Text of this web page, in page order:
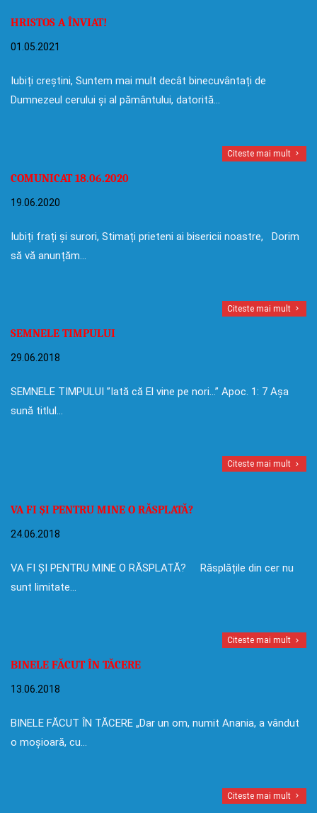
HRISTOS A ÎNVIAT!
01.05.2021
Iubiți creștini, Suntem mai mult decât binecuvântați de
Dumnezeul cerului și al pământului, datorită…
Citeste mai mult
COMUNICAT 18.06.2020
19.06.2020
Iubiți frați și surori, Stimați prieteni ai bisericii noastre, Dorim
să vă anunțăm…
Citeste mai mult
SEMNELE TIMPULUI
29.06.2018
SEMNELE TIMPULUI ”Iată că El vine pe nori…” Apoc. 1: 7 Așa
sună titlul…
Citeste mai mult
VA FI ȘI PENTRU MINE O RĂSPLATĂ?
24.06.2018
VA FI ȘI PENTRU MINE O RĂSPLATĂ? Răsplățile din cer nu
sunt limitate…
Citeste mai mult
BINELE FĂCUT ÎN TĂCERE
13.06.2018
BINELE FĂCUT ÎN TĂCERE „Dar un om, numit Anania, a vândut
o moșioară, cu…
Citeste mai mult